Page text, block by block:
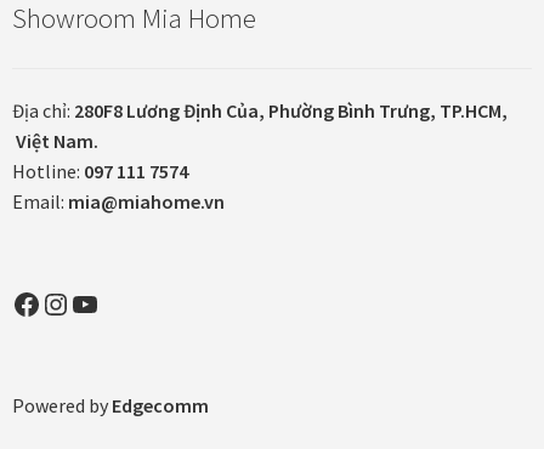
Tranh sơn dầu cao cấp
Tranh sơn mài phòng khách
Tranh tặng khai trương
Showroom Mia Home
Địa chỉ: 280F8 Lương Định Của, Phường Bình Trưng, TP.HCM,
Việt Nam.
Hotline: 097 111 7574
Email: mia@miahome.vn
Facebook
Instagram
YouTube
Powered by Edgecomm